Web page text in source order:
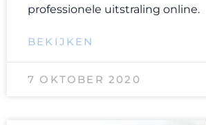
professionele uitstraling online.
BEKIJKEN
7 OKTOBER 2020